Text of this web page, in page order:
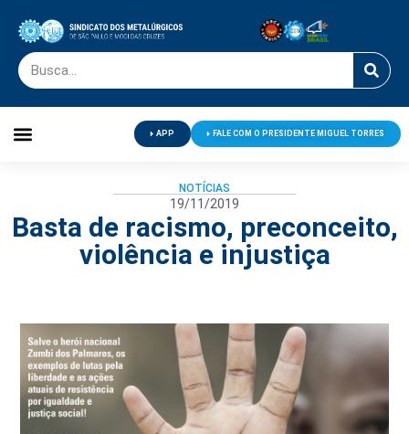
APP FALE COM O PRESIDENTE MIGUEL TORRES
NOTÍCIAS
19/11/2019
Basta de racismo, preconceito,
violência e injustiça